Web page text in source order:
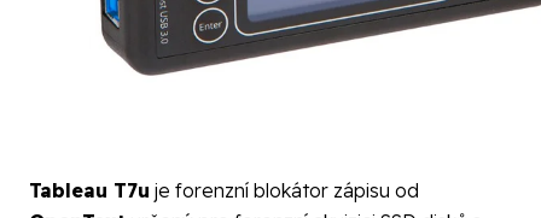
Tableau T7u je forenzní blokátor zápisu od